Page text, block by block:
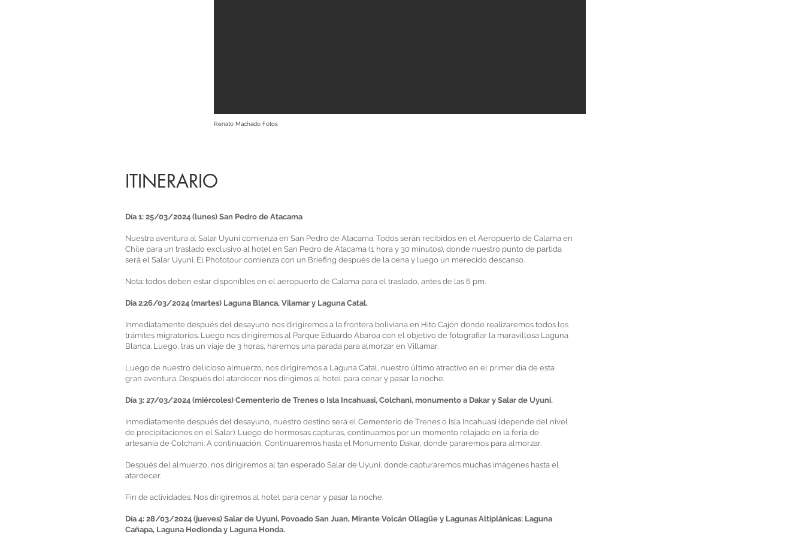
Renato Machado Fotos
ITINERARIO
Día 1: 25/03/2024 (lunes) San Pedro de Atacama
Nuestra aventura al Salar Uyuni comienza en San Pedro de Atacama. Todos serán recibidos en el Aeropuerto de Calama en
Chile para un traslado exclusivo al hotel en San Pedro de Atacama (1 hora y 30 minutos), donde nuestro punto de partida
será el Salar Uyuni. El Phototour comienza con un Briefing después de la cena y luego un merecido descanso.
Nota: todos deben estar disponibles en el aeropuerto de Calama para el traslado, antes de las 6 pm.
Dia 2:26/03/2024 (martes) Laguna Blanca, Vilamar y Laguna Catal.
Inmediatamente después del desayuno nos dirigiremos a la frontera boliviana en Hito Cajón donde realizaremos todos los
trámites migratorios. Luego nos dirigiremos al Parque Eduardo Abaroa con el objetivo de fotografiar la maravillosa Laguna
Blanca. Luego, tras un viaje de 3 horas, haremos una parada para almorzar en Villamar.
Luego de nuestro delicioso almuerzo, nos dirigiremos a Laguna Catal, nuestro último atractivo en el primer día de esta
gran aventura. Después del atardecer nos dirigimos al hotel para cenar y pasar la noche.
Día 3: 27/03/2024 (miércoles) Cementerio de Trenes o Isla Incahuasi, Colchani, monumento a Dakar y Salar de Uyuni.
Inmediatamente después del desayuno, nuestro destino será el Cementerio de Trenes o Isla Incahuasi (depende del nivel
de precipitaciones en el Salar). Luego de hermosas capturas, continuamos por un momento relajado en la feria de
artesanía de Colchani. A continuación, Continuaremos hasta el Monumento Dakar, donde pararemos para almorzar.
Después del almuerzo, nos dirigiremos al tan esperado Salar de Uyuni, donde capturaremos muchas imágenes hasta el
atardecer.
Fin de actividades. Nos dirigiremos al hotel para cenar y pasar la noche.
Día 4: 28/03/2024 (jueves) Salar de Uyuni, Povoado San Juan, Mirante Volcán Ollagüe y Lagunas Altiplánicas: Laguna
Cañapa, Laguna Hedionda y Laguna Honda.